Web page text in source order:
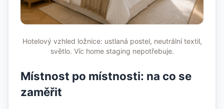
Hotelový vzhled ložnice: ustlaná postel, neutrální textil,
světlo. Víc home staging nepotřebuje.
Místnost po místnosti: na co se
zaměřit